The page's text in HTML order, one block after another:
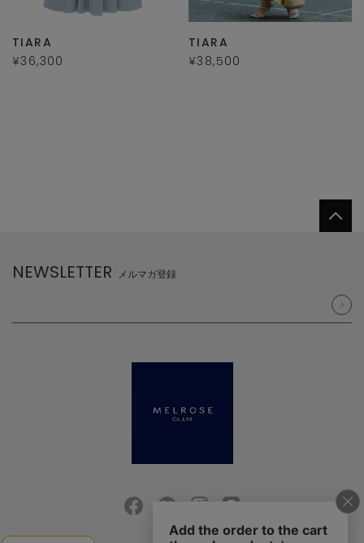
TIARA
¥36,300
TIARA
¥38,500
NEWSLETTER メルマガ登録